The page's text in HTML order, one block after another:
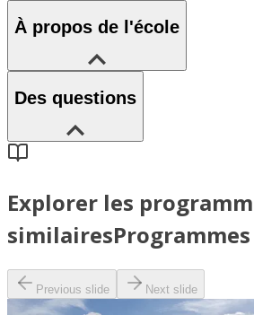
À propos de l'école
Des questions
Explorer les
similaires
Previous slide Next slide